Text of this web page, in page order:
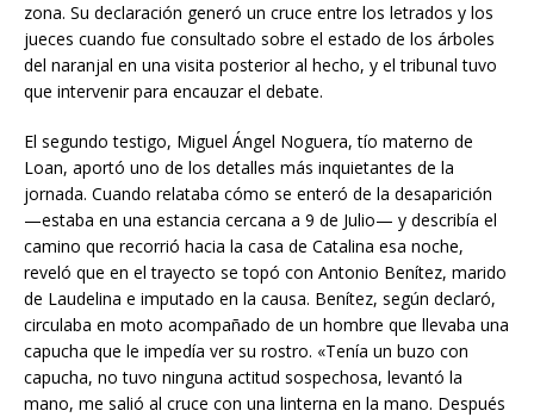
zona. Su declaración generó un cruce entre los letrados y los
jueces cuando fue consultado sobre el estado de los árboles
del naranjal en una visita posterior al hecho, y el tribunal tuvo
que intervenir para encauzar el debate.
El segundo testigo, Miguel Ángel Noguera, tío materno de
Loan, aportó uno de los detalles más inquietantes de la
jornada. Cuando relataba cómo se enteró de la desaparición
—estaba en una estancia cercana a 9 de Julio— y describía el
camino que recorrió hacia la casa de Catalina esa noche,
reveló que en el trayecto se topó con Antonio Benítez, marido
de Laudelina e imputado en la causa. Benítez, según declaró,
circulaba en moto acompañado de un hombre que llevaba una
capucha que le impedía ver su rostro. «Tenía un buzo con
capucha, no tuvo ninguna actitud sospechosa, levantó la
mano, me salió al cruce con una linterna en la mano. Después